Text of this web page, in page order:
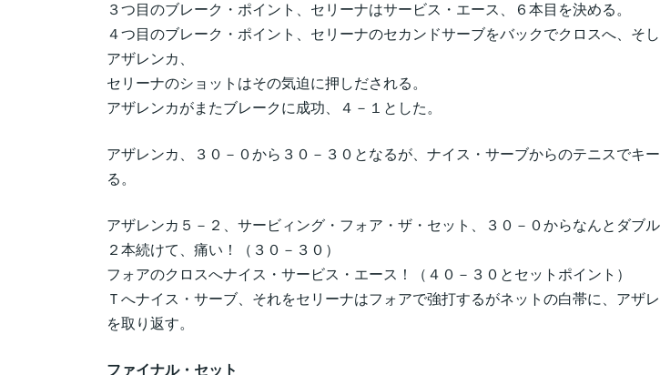
３つ目のブレーク・ポイント、セリーナはサービス・エース、６本目を決める。
４つ目のブレーク・ポイント、セリーナのセカンドサーブをバックでクロスへ、そ
アザレンカ、
セリーナのショットはその気迫に押しだされる。
アザレンカがまたブレークに成功、４－１とした。
アザレンカ、３０－０から３０－３０となるが、ナイス・サーブからのテニスでキ
る。
アザレンカ５－２、サービィング・フォア・ザ・セット、３０－０からなんとダブ
２本続けて、痛い！（３０－３０）
フォアのクロスへナイス・サービス・エース！（４０－３０とセットポイント）
Ｔへナイス・サーブ、それをセリーナはフォアで強打するがネットの白帯に、アザ
を取り返す。
ファイナル・セット